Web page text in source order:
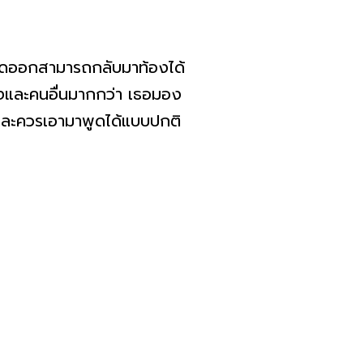
ออกสามารถกลับมาท้องได้
ละคนอื่นมากกว่า เธอมอง
ะควรเอามาพูดได้แบบปกติ